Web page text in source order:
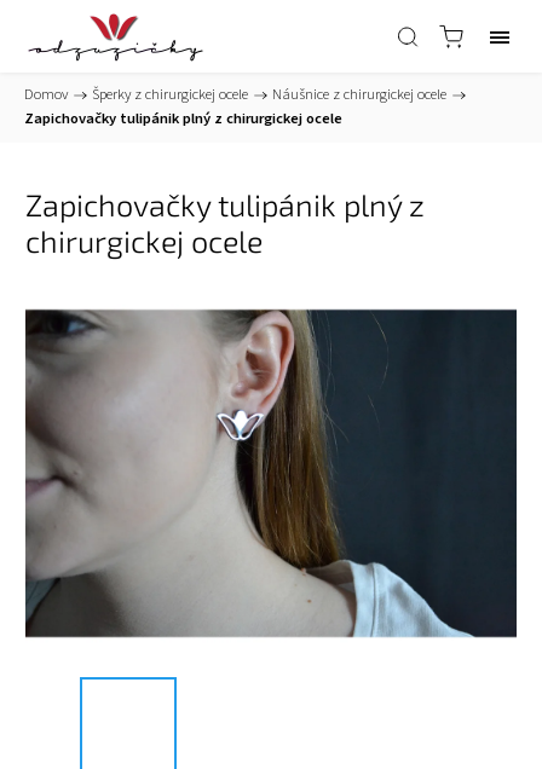
Domov / Šperky z chirurgickej ocele / Náušnice z chirurgickej ocele /
Zapichovačky tulipánik plný z chirurgickej ocele
Zapichovačky tulipánik plný z
chirurgickej ocele